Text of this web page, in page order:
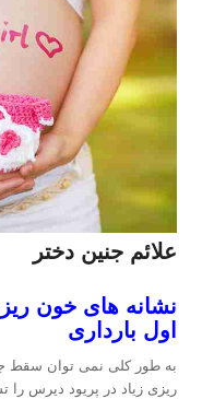
علائم جنین دختر
نشانه های خون
اول بارداری
به طور کلی نمی توان سقط
ریزی زیاد در پریود دیرس